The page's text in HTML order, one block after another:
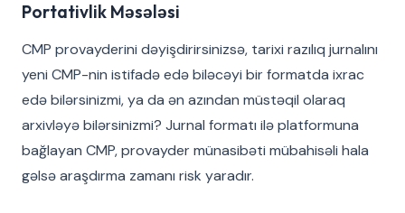
Portativlik Məsələsi
CMP provayderini dəyişdirirsinizsə, tarixi razılıq jurnalını
yeni CMP-nin istifadə edə biləcəyi bir formatda ixrac
edə bilərsinizmi, ya da ən azından müstəqil olaraq
arxivləyə bilərsinizmi? Jurnal formatı ilə platformuna
bağlayan CMP, provayder münasibəti mübahisəli hala
gəlsə araşdırma zamanı risk yaradır.